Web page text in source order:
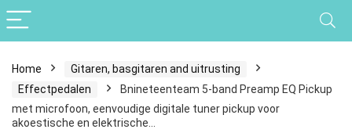
Home
Gitaren, basgitaren and uitrusting
Effectpedalen
Bnineteenteam 5-band Preamp EQ Pickup
met microfoon, eenvoudige digitale tuner pickup voor
akoestische en elektrische…